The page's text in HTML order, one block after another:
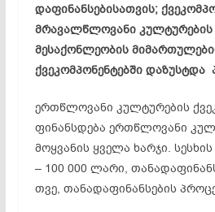
დაფინანსებისათვის;
მრავალწლოვანი კულტურების
მესაქონლეობის
ქვეკომპონენტებში დაზუსტდა
ერთწლოვანი კულტურების
ფინანსდება ერთწლოვანი
მოყვანის ყველა ხარჯი.
– 100 000 ლარი,
თვე, თანადაფინანსების